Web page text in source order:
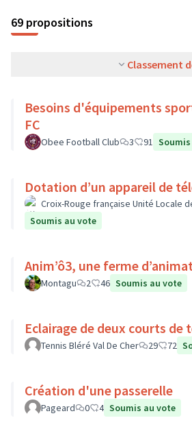
69 propositions
Classement
Besoins d'équipements
FC
Obee Football Club 3 91
Dotation d’un appareil de
Croix-Rouge française Unité Locale
Soumis au vote
Anim’ô3, une ferme
Montagu 2 46 Soumis au vote
Eclairage de deux courts de
Tennis Bléré Val De Cher 29 72
Création d'une passerelle
Pageard 0 4 Soumis au vote